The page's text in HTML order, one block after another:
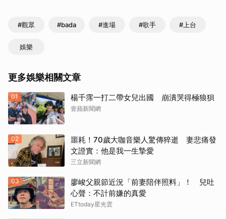
#觀眾 #bada #進場 #歌手 #上台
娛樂
更多娛樂相關文章
01 楊千霈一打二帶女兒出國 崩潰哭得極狼狽
壹蘋新聞網
02
噩耗！70歲大咖音樂人驚傳猝逝 妻悲痛發
文證實：他是我一生摯愛
三立新聞網
03
廖峻父親節近況「前妻陪伴照料」！ 兒吐
心聲：不計前嫌的真愛
ETtoday星光雲